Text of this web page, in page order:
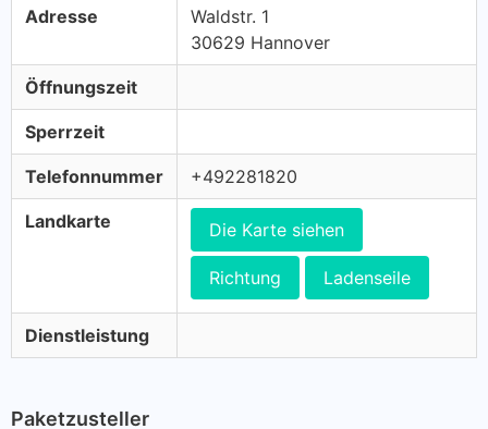
Adresse
Waldstr. 1
30629 Hannover
Öffnungszeit
Sperrzeit
Telefonnummer +492281820
Landkarte Die Karte siehen
Richtung Ladenseile
Dienstleistung
Paketzusteller